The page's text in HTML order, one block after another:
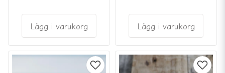
Lägg i varukorg Lägg i varukorg